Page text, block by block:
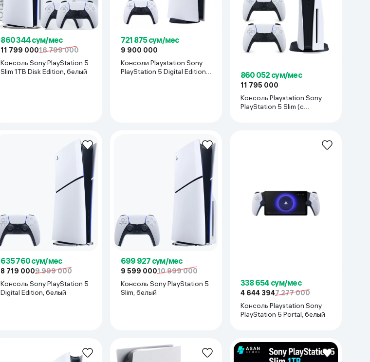
860 344 сум/мес
11 799 00016 799 000
Консоль Sony PlayStation 5
Slim 1TB Disk Edition, белый
721 875 сум/мес
9 900 000
Консоли Playstation Sony
PlayStation 5 Digital Edition,
860 052 сум/мес
11 795 000
Консоль Playstation Sony
PlayStation 5 Slim (с
635 760 сум/мес
8 719 0009 999 000
Консоль Sony PlayStation 5
Digital Edition, белый
699 927 сум/мес
9 599 00010 999 000
Консоль Sony PlayStation 5
Slim, белый
338 654 сум/мес
4 644 3947 277 000
Консоль Playstation Sony
PlayStation 5 Portal, белый